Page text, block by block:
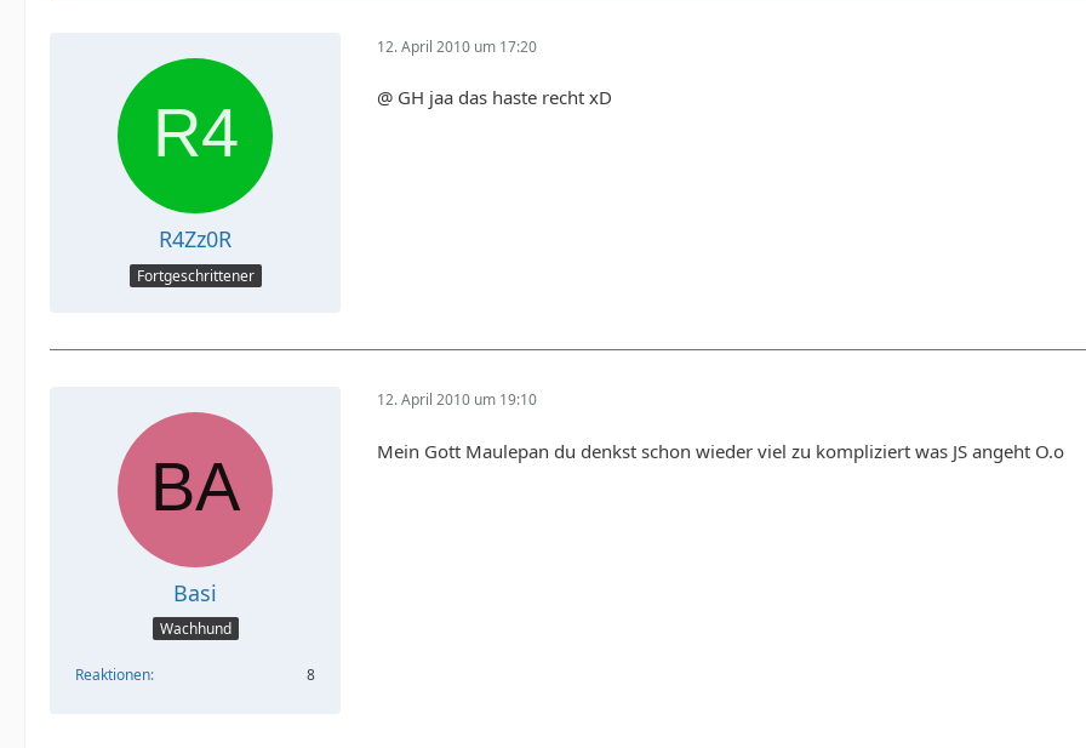
R4Zz0R
Fortgeschrittener
12. April 2010 um 17:20
@ GH jaa das haste recht xD
Basi
Wachhund
Reaktionen 8
12. April 2010 um 19:10
Mein Gott Maulepan du denkst schon wieder viel zu kompliziert was JS angeht O.o